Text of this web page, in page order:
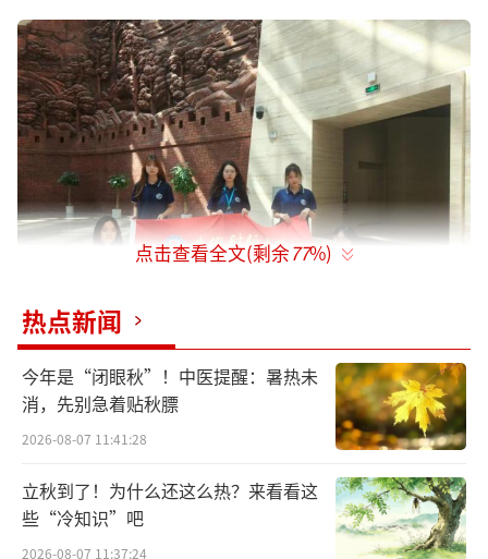
博物馆里寻根脉：从文物触摸黄梅戏发展
史。7月6日，实践团首站来到中国黄梅戏博物
年发展轨迹：手抄戏本上原始唱词依稀可辨，
见证早期艺人艰辛的铜锣锈迹斑斑；《女驸
点击查看全文(剩余77%)
热点新闻
今年是“闭眼秋”！中医提醒：暑热未
消，先别急着贴秋膘
2026-08-07 11:41:28
立秋到了！为什么还这么热？来看看这
些“冷知识”吧
2026-08-07 11:37:24